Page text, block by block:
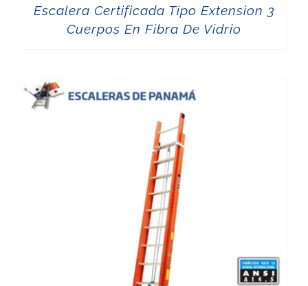
Escalera Certificada Tipo Extension 3
Cuerpos En Fibra De Vidrio